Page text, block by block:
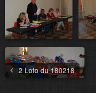
2 Loto du 180218